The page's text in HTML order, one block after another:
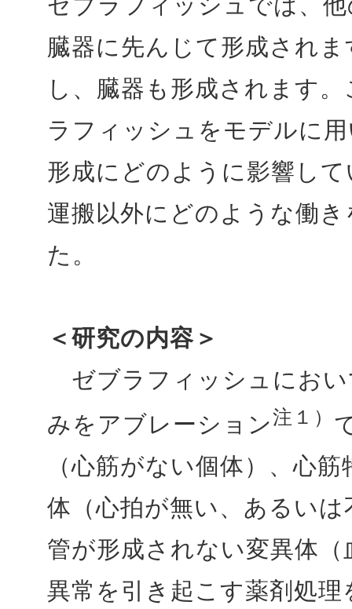
ゼブラフィッシュでは、
臓器に先んじて形成され
し、臓器も形成されます
ラフィッシュをモデルに
形成にどのように影響し
運搬以外にどのような働
た。
＜研究の内容＞
ゼブラフィッシュにおい
みをアブレーション注１）
（心筋がない個体）、心
体（心拍が無い、あるい
管が形成されない変異体
異常を引き起こす薬剤処